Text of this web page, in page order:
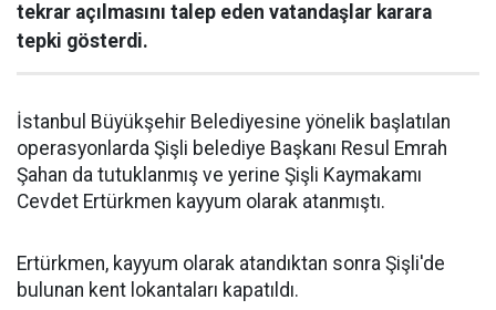
tekrar açılmasını talep eden vatandaşlar karara
tepki gösterdi.
İstanbul Büyükşehir Belediyesine yönelik başlatılan
operasyonlarda Şişli belediye Başkanı Resul Emrah
Şahan da tutuklanmış ve yerine Şişli Kaymakamı
Cevdet Ertürkmen kayyum olarak atanmıştı.
Ertürkmen, kayyum olarak atandıktan sonra Şişli'de
bulunan kent lokantaları kapatıldı.